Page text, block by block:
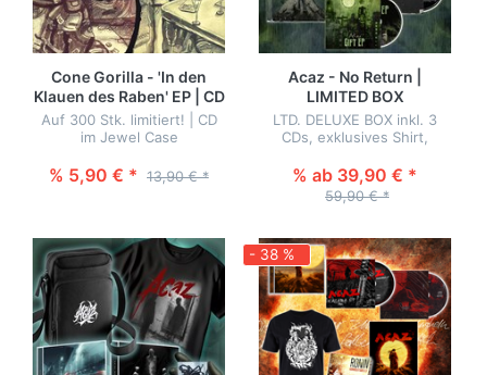
Cone Gorilla - 'In den
Klauen des Raben' EP | CD
Auf 300 Stk. limitiert! | CD
im Jewel Case
% 5,90 € * 13,90 € *
Acaz - No Return |
LIMITED BOX
LTD. DELUXE BOX inkl. 3
CDs, exklusives Shirt,
& Sticker!
% ab 39,90 € *
59,90 € *
- 38 %